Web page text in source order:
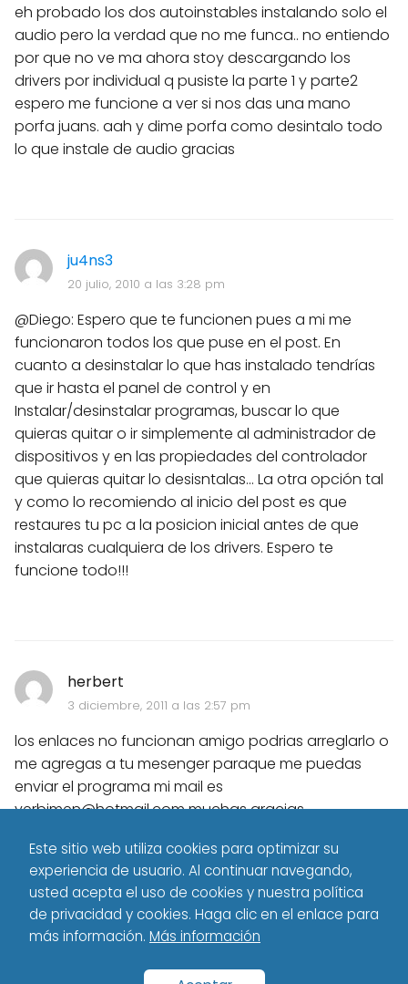
eh probado los dos autoinstables instalando solo el
audio pero la verdad que no me funca.. no entiendo
por que no ve ma ahora stoy descargando los
drivers por individual q pusiste la parte 1 y parte2
espero me funcione a ver si nos das una mano
porfa juans. aah y dime porfa como desintalo todo
lo que instale de audio gracias
ju4ns3
20 julio, 2010 a las 3:28 pm
@Diego: Espero que te funcionen pues a mi me
funcionaron todos los que puse en el post. En
cuanto a desinstalar lo que has instalado tendrías
que ir hasta el panel de control y en
Instalar/desinstalar programas, buscar lo que
quieras quitar o ir simplemente al administrador de
dispositivos y en las propiedades del controlador
que quieras quitar lo desisntalas... La otra opción tal
y como lo recomiendo al inicio del post es que
restaures tu pc a la posicion inicial antes de que
instalaras cualquiera de los drivers. Espero te
funcione todo!!!
herbert
3 diciembre, 2011 a las 2:57 pm
los enlaces no funcionan amigo podrias arreglarlo o
me agregas a tu mesenger paraque me puedas
enviar el programa mi mail es
yerbimen@hotmail.commuchas gracias
Este sitio web utiliza cookies para optimizar su
experiencia de usuario. Al continuar navegando,
usted acepta el uso de cookies y nuestra política
de privacidad y cookies. Haga clic en el enlace para
más información. Más información